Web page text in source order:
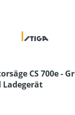
CS 700e -